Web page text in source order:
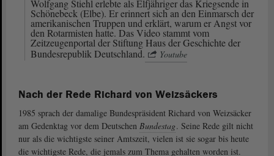
Wolfgang Stiehl erlebte als Elfjähriger das Kriegsende in
Schönebeck (Elbe). Er erinnert sich an den Einmarsch der
amerikanischen Truppen und erklärt, warum er Angst vor
den Rotarmisten hatte. Das Video stammt vom
Zeitzeugenportal der Stiftung Haus der Geschichte der
Bundesrepublik Deutschland.
Youtube
Nach der Rede Richard von Weizsäckers
1985 sprach der damalige Bundespräsident Richard von Weizsäcker
am Gedenktag vor dem Deutschen Bundestag. Seine Rede gilt nicht
nur als die wichtigste seiner Amtszeit, vielen ist sie sogar bis heute
die wichtigste Rede, die jemals zum Thema gehalten worden ist.